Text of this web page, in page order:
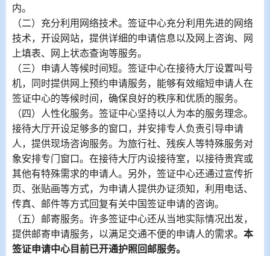
内。
（二）充分利用网络技术。签证中心充分利用先进的网络
技术，开设网站，提供详细的申请信息以及网上咨询、网
上填表、网上状态查询等服务。
（三）申请人等候时间短。签证中心在接待大厅设置叫号
机，同时提供网上预约申请服务，能够有效缩短申请人在
签证中心的等候时间，确保良好的秩序和优质的服务。
（四）人性化服务。签证中心坚持以人为本的服务理念。
接待大厅开设足够多的窗口，并安排专人负责引导申请
人，提供现场咨询服务。为旅行社、残疾人等特殊服务对
象安排专门窗口。在接待大厅内设接待室，以接待贵宾或
其他有特殊需求的申请人。另外，签证中心还通过宣传折
页、张贴画等方式，为申请人提供办证须知，利用电话、
传真、邮件等方式回复有关中国签证申请的咨询。
（五）邮寄服务。许多签证中心还从当地实际情况出发，
提供邮寄申请服务，以满足交通不便的申请人的需求。 本
签证申请中心目前已开通护照回邮服务。